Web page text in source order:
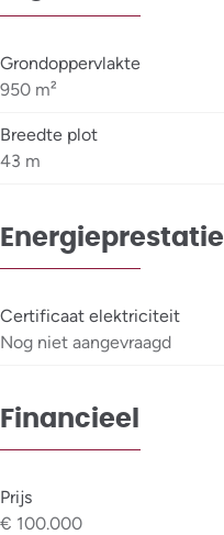
Grondoppervlakte
950 m²
Breedte plot
43 m
Energieprestatie
Certificaat elektriciteit
Nog niet aangevraagd
Financieel
Prijs
€ 100.000